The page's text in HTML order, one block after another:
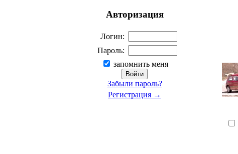
Авторизация
Логин:
Пароль:
запомнить меня
Забыли пароль?
Регистрация →